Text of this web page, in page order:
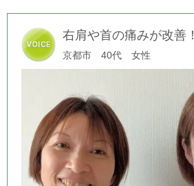
右肩や首の痛みが改善！
京都市 40代 女性